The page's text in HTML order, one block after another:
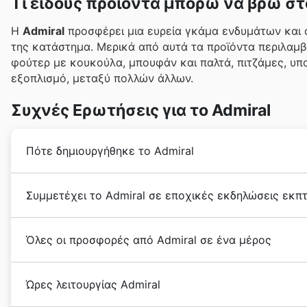
Η Admiral προσφέρει μια ευρεία γκάμα ενδυμάτων
της κατάστημα. Μερικά από αυτά τα προϊόντα
φούτερ με κουκούλα, μπουφάν και παλτά, πιτζάμες,
εξοπλισμό, μεταξύ πολλών άλλων.
Συχνές Ερωτήσεις για το Admiral
Πότε δημιουργήθηκε το Admiral
αγόρασε τη διαχείριση της μάρκας για την Ελλάδα
δραστηριοποιείται στην περιοχή με μεγάλη επιτυχία.
Συμμετέχει το Admiral σε εποχικές εκδηλώσεις
καθ' όλη τη διάρκεια του έτους. Στην πλατφόρμα
φυλλάδιακαι τιςμπροσούρεςτης Admiral, ώστε να
εκπτώσεις του
Πάσχα , τις
φθινοπωρινές εκπτώσεις
Όλες οι προσφορές από Admiral σε ένα μέρος
700 άτομα και λειτουργεί περισσότερα από 100
Ώρες λειτουργίας Admiral